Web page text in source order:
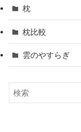
枕
枕比較
雲のやすらぎ